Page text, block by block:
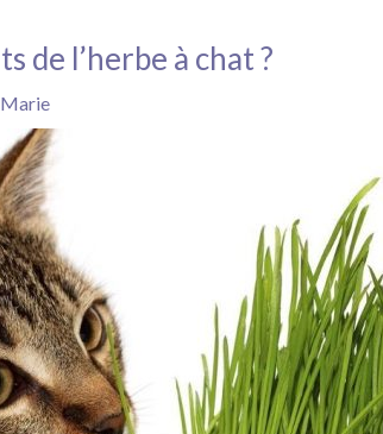
de l’herbe à chat ?
Marie